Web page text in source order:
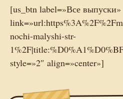
[us_btn label=»Все выпуски»
nochi-malyshi-str-
style=»2″ align=»center»]